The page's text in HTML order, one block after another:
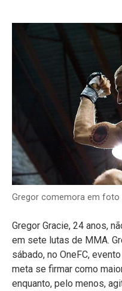
Gregor comemora em foto
Gregor Gracie, 24 anos,
em sete lutas de MMA.
sábado, no OneFC,
meta se firmar como
enquanto, pelo menos,